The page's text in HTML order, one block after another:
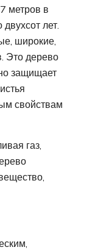
метров в
лет.
широкие,
Это дерево
защищает
свойствам
газ,